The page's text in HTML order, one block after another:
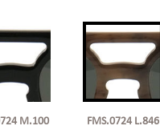
M.100
FMS.0724 L.846